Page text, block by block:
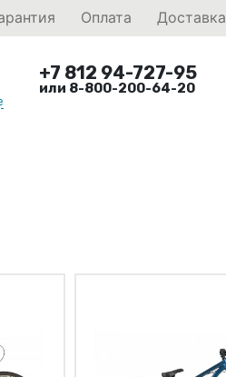
Оплата Доставка
+7 812 94-727-95
или 8-800-200-64-20